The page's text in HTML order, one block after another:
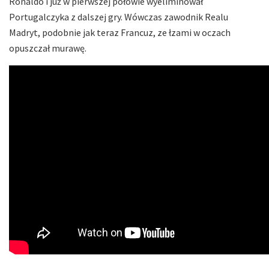
Portugalczyka z dalszej gry. Wówczas zawodnik Realu
Madryt, podobnie jak teraz Francuz, ze łzami w oczach
opuszczał murawę.